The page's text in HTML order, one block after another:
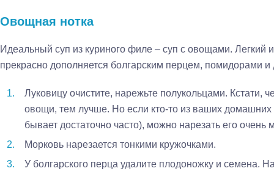
Овощная нотка
Идеальный суп из куриного филе – суп с овощами. Легкий
прекрасно дополняется болгарским перцем, помидорами
Луковицу очистите, нарежьте полукольцами. Кстати,
овощи, тем лучше. Но если кто-то из ваших домашних
бывает достаточно часто), можно нарезать его очень
Морковь нарезается тонкими кружочками.
У болгарского перца удалите плодоножку и семена.